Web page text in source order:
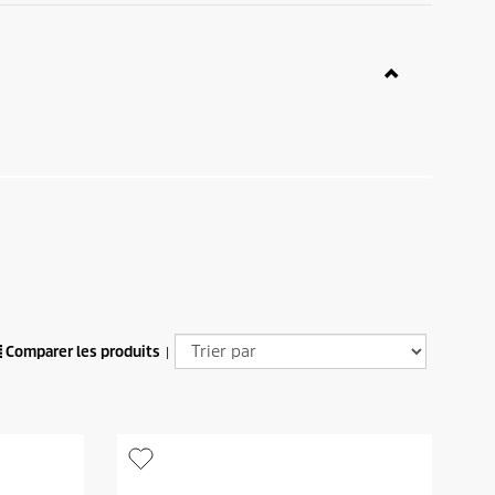
Comparer les produits |